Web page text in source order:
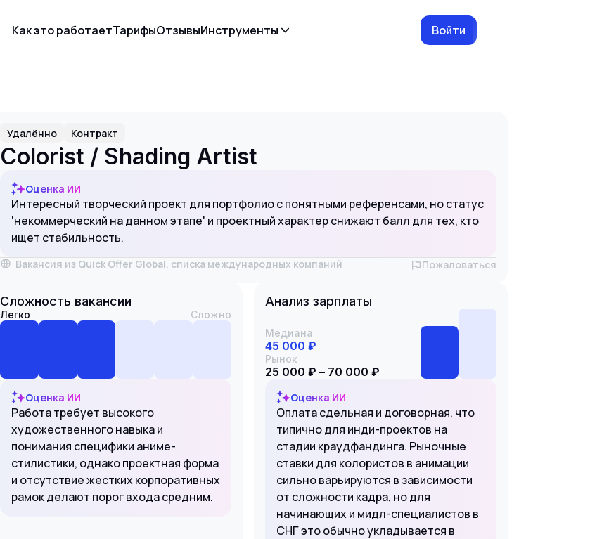
Как это работаетТарифыОтзывыИнструменты Войти
Удалённо Контракт
Colorist / Shading Artist
Оценка ИИ
Интересный творческий проект для портфолио с понятными референсами, но статус
'некоммерческий на данном этапе' и проектный характер снижают балл для тех, кто
ищет стабильность.
Вакансия из Quick Offer Global, списка международных компаний Пожаловаться
Сложность вакансии
Легко Сложно
Оценка ИИ
Работа требует высокого
художественного навыка и
понимания специфики аниме-
стилистики, однако проектная форма
и отсутствие жестких корпоративных
рамок делают порог входа средним.
Анализ зарплаты
Медиана
45 000 ₽
Рынок
25 000 ₽ – 70 000 ₽
Оценка ИИ
Оплата сдельная и договорная, что
типично для инди-проектов на
стадии краудфандинга. Рыночные
ставки для колористов в анимации
сильно варьируются в зависимости
от сложности кадра, но для
начинающих и мидл-специалистов в
СНГ это обычно укладывается в